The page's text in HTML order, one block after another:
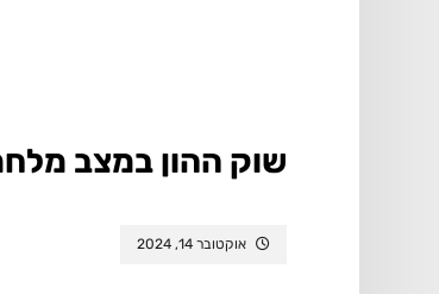
שוק ההון במצב
אוקטובר 14, 2024